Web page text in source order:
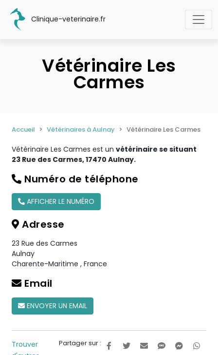
Clinique-veterinaire.fr
Vétérinaire Les
Carmes
Accueil Vétérinaires à Aulnay Vétérinaire Les Carmes
Vétérinaire Les Carmes est un vétérinaire se situant
23 Rue des Carmes, 17470 Aulnay.
Numéro de téléphone
AFFICHER LE NUMÉRO
Adresse
23 Rue des Carmes
Aulnay
Charente-Maritime , France
Email
ENVOYER UN EMAIL
Partager sur :
Trouver